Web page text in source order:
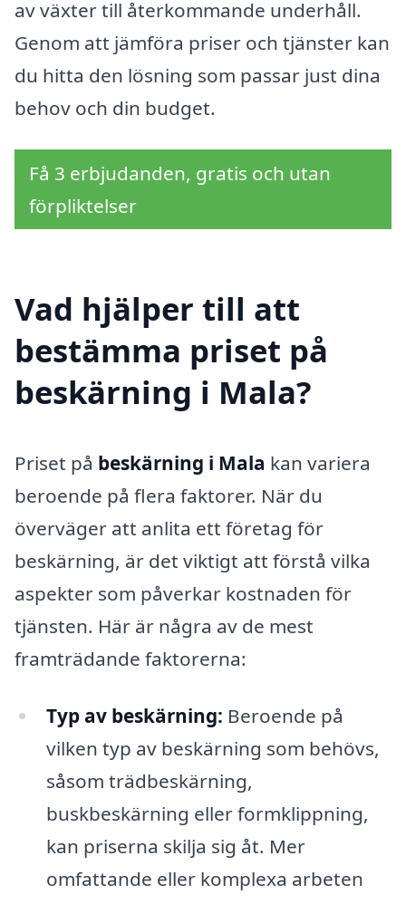
av växter till återkommande underhåll.
Genom att jämföra priser och tjänster kan
du hitta den lösning som passar just dina
behov och din budget.
Få 3 erbjudanden, gratis och utan
förpliktelser
Vad hjälper till att
bestämma priset på
beskärning i Mala?
Priset på beskärning i Mala kan variera
beroende på flera faktorer. När du
överväger att anlita ett företag för
beskärning, är det viktigt att förstå vilka
aspekter som påverkar kostnaden för
tjänsten. Här är några av de mest
framträdande faktorerna:
Typ av beskärning: Beroende på
vilken typ av beskärning som behövs,
såsom trädbeskärning,
buskbeskärning eller formklippning,
kan priserna skilja sig åt. Mer
omfattande eller komplexa arbeten